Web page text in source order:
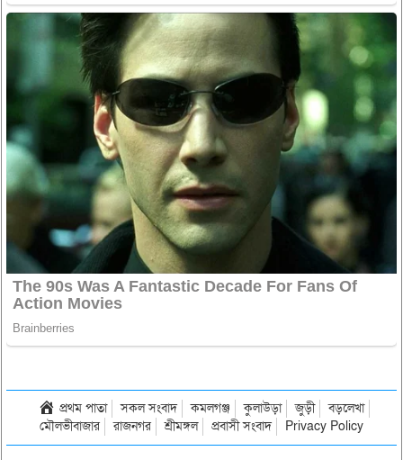
প্রথম পাতা সকল সংবাদ কমলগঞ্জ কুলাউড়া জুড়ী
বড়লেখা
মৌলভীবাজার
রাজনগর শ্রীমঙ্গল প্রবাসী সংবাদ Privacy Policy